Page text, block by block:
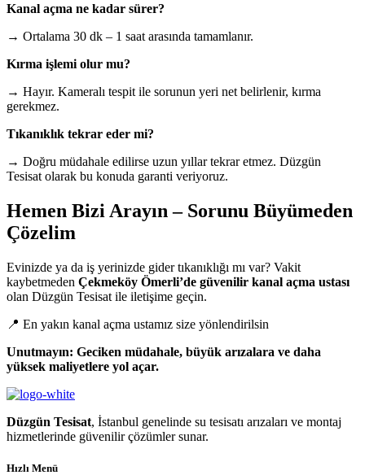
Kanal açma ne kadar sürer?
→ Ortalama 30 dk – 1 saat arasında tamamlanır.
Kırma işlemi olur mu?
→ Hayır. Kameralı tespit ile sorunun yeri net belirlenir, kırma
gerekmez.
Tıkanıklık tekrar eder mi?
→ Doğru müdahale edilirse uzun yıllar tekrar etmez. Düzgün
Tesisat olarak bu konuda garanti veriyoruz.
Hemen Bizi Arayın – Sorunu Büyümeden
Çözelim
Evinizde ya da iş yerinizde gider tıkanıklığı mı var? Vakit
kaybetmeden Çekmeköy Ömerli’de güvenilir kanal açma ustası
olan Düzgün Tesisat ile iletişime geçin.
📍 En yakın kanal açma ustamız size yönlendirilsin
Unutmayın: Geciken müdahale, büyük arızalara ve daha
yüksek maliyetlere yol açar.
Düzgün Tesisat, İstanbul genelinde su tesisatı arızaları ve montaj
hizmetlerinde güvenilir çözümler sunar.
Hızlı Menü